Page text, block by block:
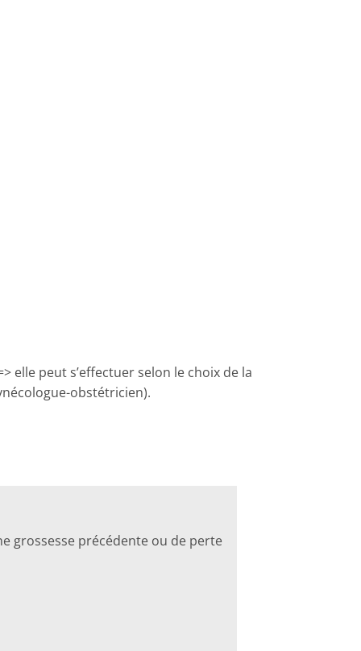
elle peut s’effectuer selon le choix de la
obstétricien).
grossesse précédente ou de perte